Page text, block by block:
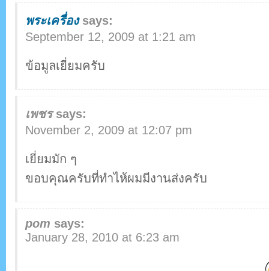
พระเครื่อง says:
September 12, 2009 at 1:21 am
ข้อมูลเยี่ยมครับ
เพชร says:
November 2, 2009 at 12:07 pm
เยี่ยมมัก ๆ
ขอบคุณครับที่ทำไห้ผมมีงานส่งครับ
pom says:
January 28, 2010 at 6:23 am